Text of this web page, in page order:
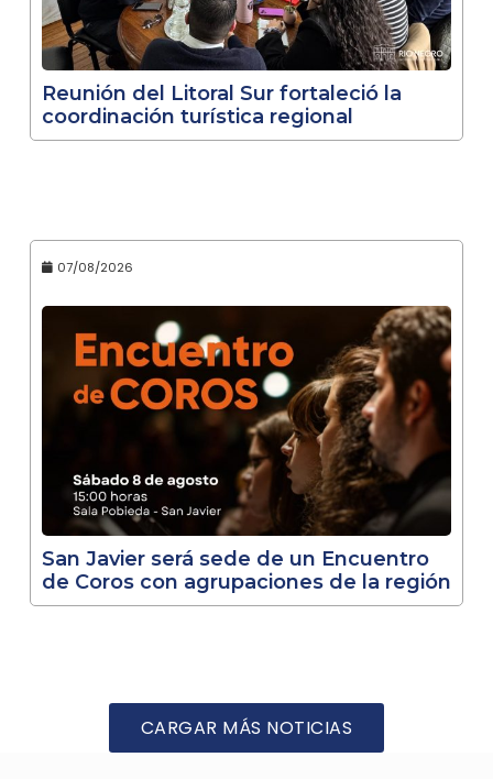
Reunión del Litoral Sur fortaleció la
coordinación turística regional
07/08/2026
San Javier será sede de un Encuentro
de Coros con agrupaciones de la región
CARGAR MÁS NOTICIAS